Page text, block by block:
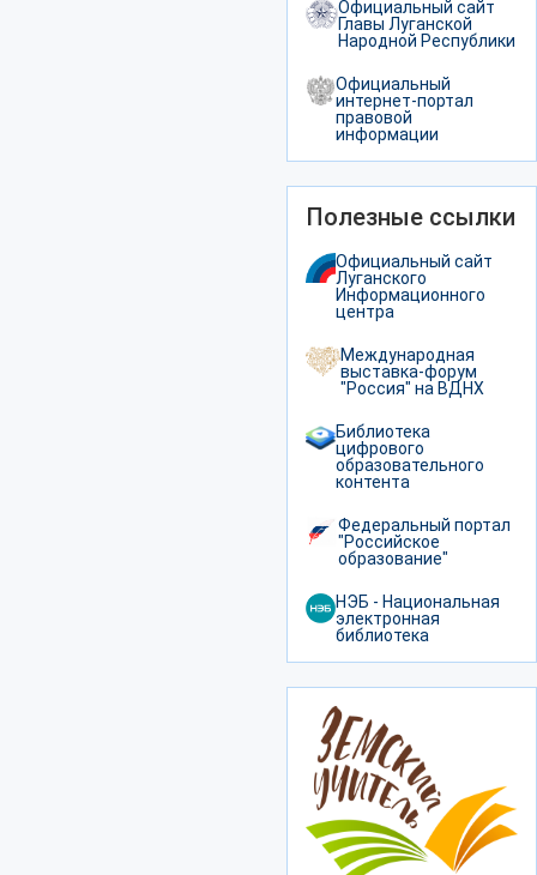
Официальный сайт
Главы Луганской
Народной Республики
Официальный
интернет-портал
правовой
информации
Полезные ссылки
Официальный сайт
Луганского
Информационного
центра
Международная
выставка-форум
"Россия" на ВДНХ
Библиотека
цифрового
образовательного
контента
Федеральный портал
"Российское
образование"
НЭБ - Национальная
электронная
библиотека